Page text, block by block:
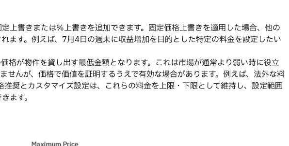
上書きまたは%上書きを追加できます。固定価格上書きを適用した場合、他の
ます。例えば、7月4日の週末に収益増加を目的とした特定の料金を設定したい
格が物件を貸し出す最低金額となります。これは市場が通常より弱い時に役立
んが、価格で価値を証明するうえで有効な場合があります。例えば、法外な料
奨とカスタマイズ設定は、これらの料金を上限・下限として維持し、設定範囲
ます。